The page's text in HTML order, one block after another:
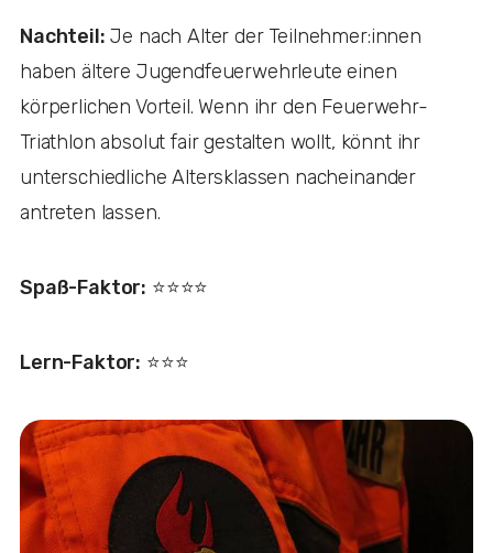
Nachteil: Je nach Alter der Teilnehmer:innen
haben ältere Jugendfeuerwehrleute einen
körperlichen Vorteil. Wenn ihr den Feuerwehr-
Triathlon absolut fair gestalten wollt, könnt ihr
unterschiedliche Altersklassen nacheinander
antreten lassen.
Spaß-Faktor: ⭐️⭐️⭐️⭐️
Lern-Faktor: ⭐️⭐️⭐️